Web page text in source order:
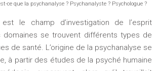
ce que la psychanalyse ? Psychanalyste ? Psychologue ?
est le champ d’investigation de l’esprit
domaines se trouvent différents types de
de santé. L’origine de la psychanalyse se
à partir des études de la psyché humaine